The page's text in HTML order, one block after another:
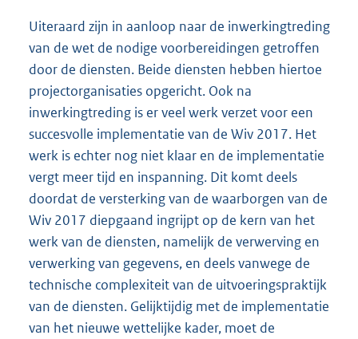
Uiteraard zijn in aanloop naar de inwerkingtreding
van de wet de nodige voorbereidingen getroffen
door de diensten. Beide diensten hebben hiertoe
projectorganisaties opgericht. Ook na
inwerkingtreding is er veel werk verzet voor een
succesvolle implementatie van de Wiv 2017. Het
werk is echter nog niet klaar en de implementatie
vergt meer tijd en inspanning. Dit komt deels
doordat de versterking van de waarborgen van de
Wiv 2017 diepgaand ingrijpt op de kern van het
werk van de diensten, namelijk de verwerving en
verwerking van gegevens, en deels vanwege de
technische complexiteit van de uitvoeringspraktijk
van de diensten. Gelijktijdig met de implementatie
van het nieuwe wettelijke kader, moet de